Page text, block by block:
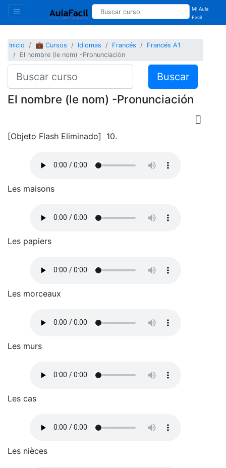
Mi Aula
Facil
Inicio 💼 Cursos Idiomas Francés
Francés A1
El nombre (le nom) -Pronunciación
Buscar
El nombre (le nom) -Pronunciación
[Objeto Flash Eliminado] 10.
Les maisons
Les papiers
Les morceaux
Les murs
Les cas
Les nièces